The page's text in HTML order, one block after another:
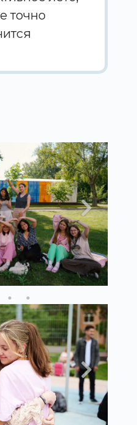
точно